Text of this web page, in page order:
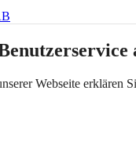
Webseite erklären